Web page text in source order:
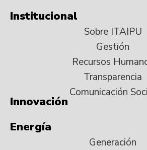
Institucional
Sobre ITAIPU
Gestión
Recursos
Transparencia
Comunicación
Innovación
Energía
Generación